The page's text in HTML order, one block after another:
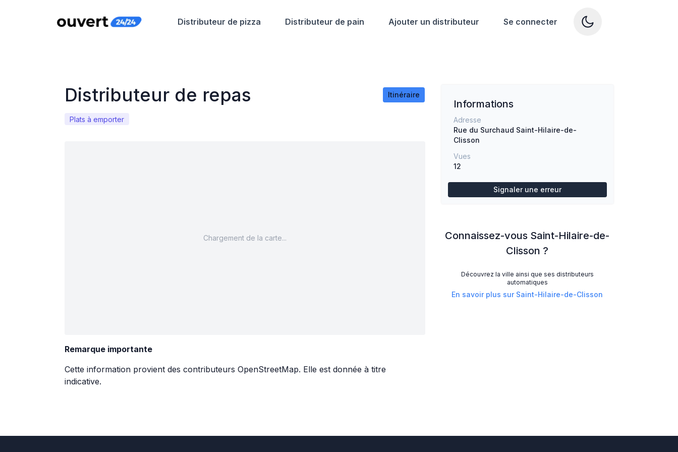
Distributeur de pizza Distributeur de pain Ajouter un distributeur Se connecter
Distributeur de repas Itinéraire
Plats à emporter
Chargement de la carte...
Remarque importante
Cette information provient des contributeurs OpenStreetMap. Elle est donnée à titre
indicative.
Informations
Adresse
Rue du Surchaud Saint-Hilaire-de-
Clisson
Vues
12
Signaler une erreur
Connaissez-vous Saint-Hilaire-de-
Clisson ?
Découvrez la ville ainsi que ses distributeurs
automatiques
En savoir plus sur Saint-Hilaire-de-Clisson